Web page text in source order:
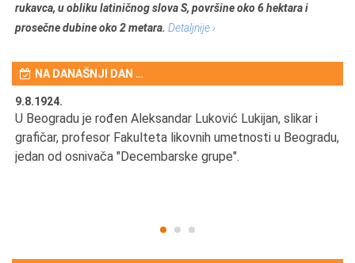
rukavca, u obliku latiničnog slova S, površine oko 6 hektara i
prosečne dubine oko 2 metara. Detaljnije ›
NA DANAŠNJI DAN …
9.8.1924.
U Beogradu je rođen Aleksandar Luković Lukijan, slikar i
grafičar, profesor Fakulteta likovnih umetnosti u Beogradu,
jedan od osnivača "Decembarske grupe".